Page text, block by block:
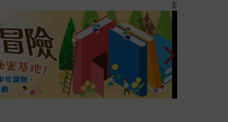
十字殺手【艾迪